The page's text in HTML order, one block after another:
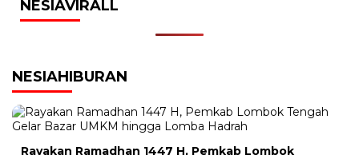
Rayakan Ramadhan 1447 H, Pemkab Lombok
Tengah Gelar Bazar UMKM hingga Lomba Hadrah